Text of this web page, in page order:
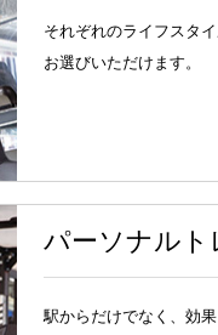
それぞれのライフスタ
お選びいただけます。
パーソナルト
駅からだけでなく、効